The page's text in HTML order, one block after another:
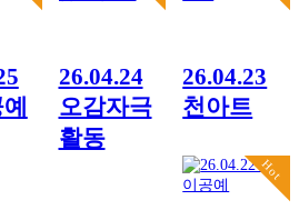
26.04.24
오감자극
활동
26.04.23
천아트
Hot